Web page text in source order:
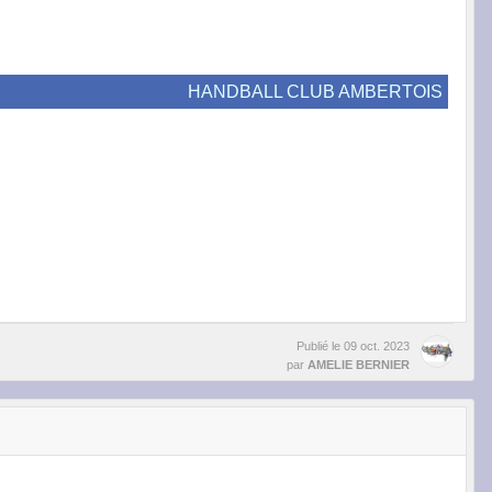
HANDBALL CLUB AMBERTOIS
Publié le 09 oct. 2023
par AMELIE BERNIER